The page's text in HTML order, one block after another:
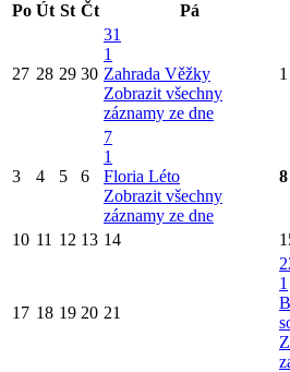
Po Út St Čt Pá
27 28 29 30
31
1
Zahrada Věžky
Zobrazit všechny
záznamy ze dne
1
3 4 5 6
7
1
Floria Léto
Zobrazit všechny
záznamy ze dne
8
10 11 12 13 14
17 18 19 20 21
1